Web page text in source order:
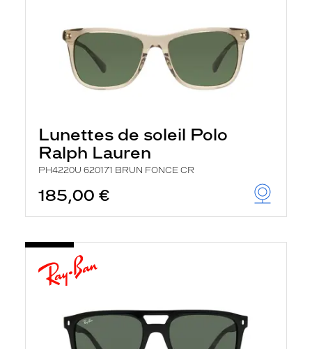
Lunettes de soleil Polo
Ralph Lauren
PH4220U 620171 BRUN FONCE CR
185,00 €